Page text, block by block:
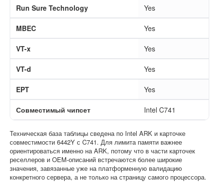
Run Sure Technology Yes
MBEC Yes
VT-x Yes
VT-d Yes
EPT Yes
Совместимый чипсет Intel C741
Техническая база таблицы сведена по Intel ARK и карточке
совместимости 6442Y с C741. Для лимита памяти важнее
ориентироваться именно на ARK, потому что в части карточек
реселлеров и OEM-описаний встречаются более широкие
значения, завязанные уже на платформенную валидацию
конкретного сервера, а не только на страницу самого процессора.